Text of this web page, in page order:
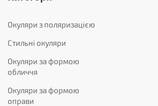
Окуляри з поляризацією
Стильні окуляри
Окуляри за формою
обличчя
Окуляри за формою
оправи